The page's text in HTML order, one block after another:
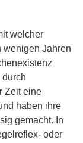
welcher
wenigen Jahren
durch
Zeit eine
haben ihre
gemacht. In
oder